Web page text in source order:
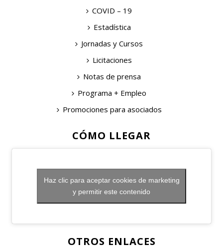
COVID – 19
Estadística
Jornadas y Cursos
Licitaciones
Notas de prensa
Programa + Empleo
Promociones para asociados
CÓMO LLEGAR
Haz clic para aceptar cookies de marketing
y permitir este contenido
OTROS ENLACES